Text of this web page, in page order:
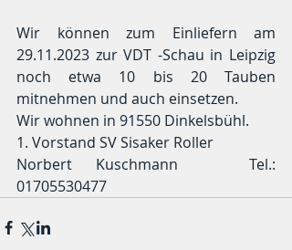
Wir können zum Einliefern am
29.11.2023 zur VDT -Schau in Leipzig
noch etwa 10 bis 20 Tauben
mitnehmen und auch einsetzen.
Wir wohnen in 91550 Dinkelsbühl.
1. Vorstand SV Sisaker Roller
Norbert Kuschmann   Tel.:
01705530477